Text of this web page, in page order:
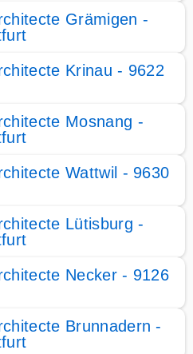
Grämigen -
Krinau - 9622
Mosnang -
Wattwil - 9630
Lütisburg -
Necker - 9126
Brunnadern -